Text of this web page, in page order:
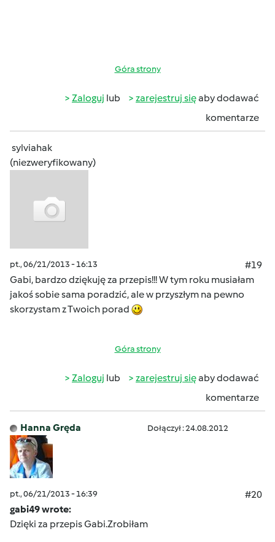
Góra strony
Zaloguj lub zarejestruj sięaby dodawać
komentarze
sylviahak
(niezweryfikowany)
pt., 06/21/2013 - 16:13
#19
Gabi, bardzo dziękuję za przepis!!! W tym roku musiałam
jakoś sobie sama poradzić, ale w przyszłym na pewno
skorzystam z Twoich porad
Góra strony
Zaloguj lub zarejestruj sięaby dodawać
komentarze
Hanna Gręda Dołączył : 24.08.2012
pt., 06/21/2013 - 16:39
#20
gabi49 wrote:
Dzięki za przepis Gabi.Zrobiłam